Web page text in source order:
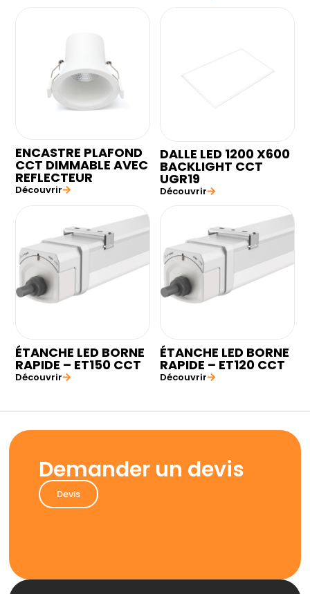
ENCASTRE PLAFOND
CCT DIMMABLE AVEC
REFLECTEUR
Découvrir
DALLE LED 1200 X600
BACKLIGHT CCT
UGR19
Découvrir
ÉTANCHE LED BORNE
RAPIDE – ET150 CCT
Découvrir
ÉTANCHE LED BORNE
RAPIDE – ET120 CCT
Découvrir
Demander un devis
Devis